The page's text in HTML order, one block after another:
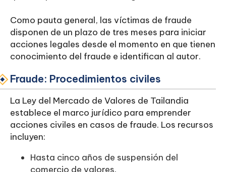
Como pauta general, las víctimas de fraude
disponen de un plazo de tres meses para iniciar
acciones legales desde el momento en que tienen
conocimiento del fraude e identifican al autor.
Fraude: Procedimientos civiles
La Ley del Mercado de Valores de Tailandia
establece el marco jurídico para emprender
acciones civiles en casos de fraude. Los recursos
incluyen:
Hasta cinco años de suspensión del
comercio de valores.